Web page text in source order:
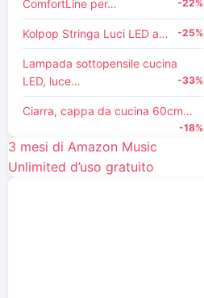
ComfortLine per…
-22%
Kolpop Stringa Luci LED a… -25%
Lampada sottopensile cucina
LED, luce…
-33%
Ciarra, cappa da cucina 60cm…
-18%
3 mesi di Amazon Music
Unlimited d’uso gratuito